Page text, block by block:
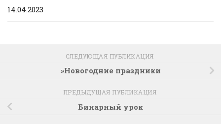
14.04.2023
СЛЕДУЮЩАЯ ПУБЛИКАЦИЯ
»Новогодние праздники
ПРЕДЫДУЩАЯ ПУБЛИКАЦИЯ
Бинарный урок